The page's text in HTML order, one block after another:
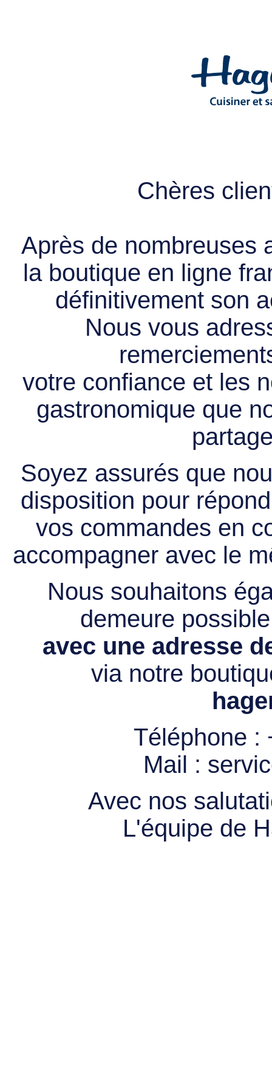
Chères
Après de nombreuses
la boutique en ligne
définitivement son
Nous vous
votre confiance et les
gastronomique que
Soyez assurés que
disposition pour
vos commandes en
accompagner avec le
Nous souhaitons
demeure
avec une adresse
via notre
Téléphone :
Mail :
Avec nos
L'équipe de